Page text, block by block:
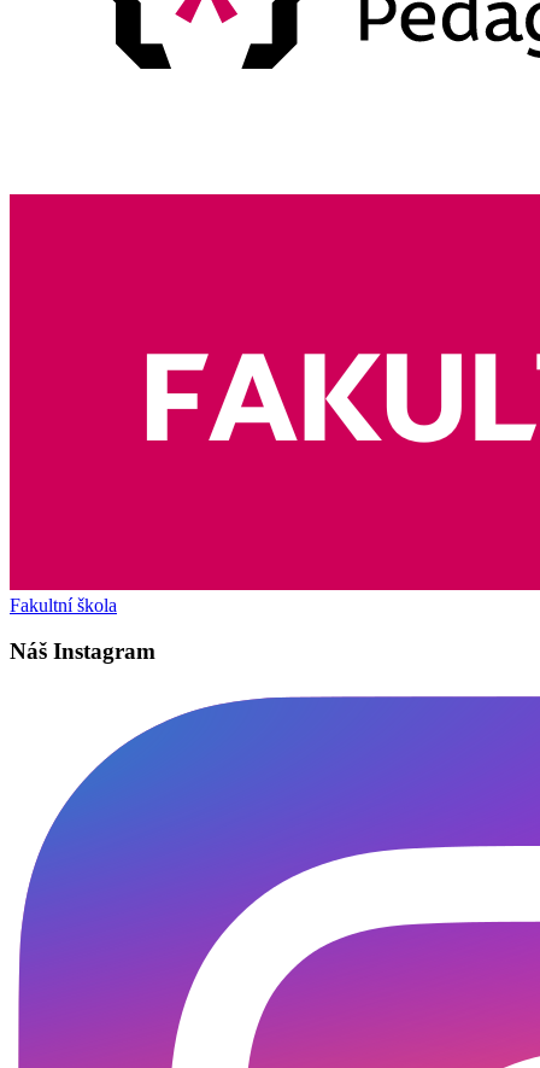
Fakultní škola
Náš Instagram